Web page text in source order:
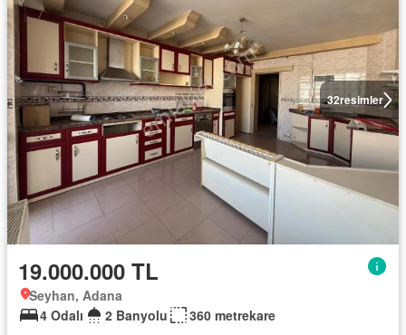
32resimler
19.000.000 TL
Seyhan, Adana
4 Odalı
2 Banyolu 360 metrekare